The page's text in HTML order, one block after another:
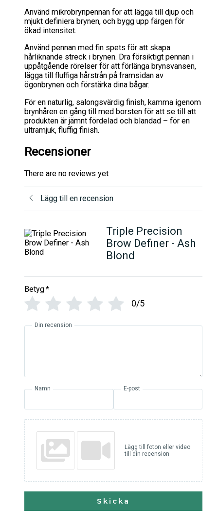
Använd mikrobrynpennan för att lägga till djup och
mjukt definiera brynen, och bygg upp färgen för
ökad intensitet.
Använd pennan med fin spets för att skapa
hårliknande streck i brynen. Dra försiktigt pennan i
uppåtgående rörelser för att förlänga brynsvansen,
lägga till fluffiga hårstrån på framsidan av
ögonbrynen och förstärka dina bågar.
För en naturlig, salongsvärdig finish, kamma igenom
brynhåren en gång till med borsten för att se till att
produkten är jämnt fördelad och blandad – för en
ultramjuk, fluffig finish.
Recensioner
There are no reviews yet
Lägg till en recension
Triple Precision
Brow Definer - Ash
Blond
Betyg*
0/5
Din recension
Namn E-post
Lägg till foton eller video
till din recension
Skicka